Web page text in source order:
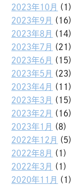
2023年10月
(1)
2023年9月
(16)
2023年8月
(14)
2023年7月
(21)
2023年6月
(15)
2023年5月
(23)
2023年4月
(11)
2023年3月
(15)
2023年2月
(16)
2023年1月
(8)
2022年12月
(5)
2022年8月
(1)
2022年3月
(1)
2020年11月
(1)